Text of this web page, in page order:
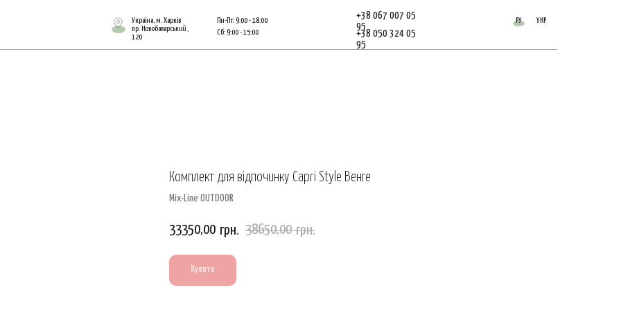
Пн-Пт: 9:00 - 18:00
Сб: 9:00 - 15:00
РУ УКР
Україна, м. Харків
пр. Новобаварський ,
120
+38 067 007 05
95
+38 050 324 05
95
Комплект для відпочинку Capri Style Венге
Mix-Line OUTDOOR
33350,00 грн. 38650,00 грн.
Купити